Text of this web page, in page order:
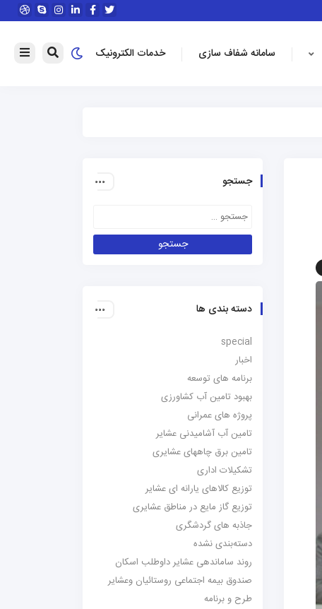
سامانه شفاف سازی خدمات الکترونیک
جستجو
دسته بندی ها
special
اخبار
برنامه های توسعه
بهبود تامین آب کشاورزی
پروژه های عمرانی
تامین آب آشامیدنی عشایر
تامین برق چاههای عشایری
تشکیلات اداری
توزیع کالاهای یارانه ای عشایر
توزیع گاز مایع در مناطق عشایری
جاذبه های گردشگری
دسته‌بندی نشده
روند ساماندهی عشایر داوطلب اسکان
صندوق بیمه اجتماعی روستائیان وعشایر
طرح و برنامه